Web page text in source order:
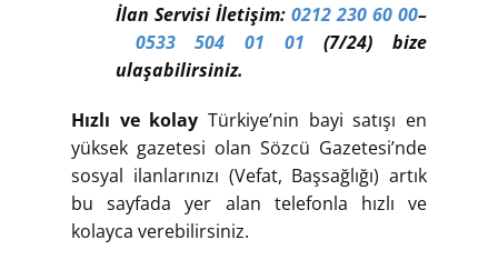
İlan Servisi İletişim: 0212 230 60 00–
0533 504 01 01 (7/24) bize
ulaşabilirsiniz.
Hızlı ve kolay Türkiye’nin bayi satışı en
yüksek gazetesi olan Sözcü Gazetesi’nde
sosyal ilanlarınızı (Vefat, Başsağlığı) artık
bu sayfada yer alan telefonla hızlı ve
kolayca verebilirsiniz.